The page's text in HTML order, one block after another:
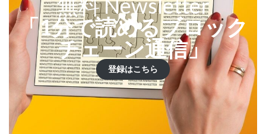
「1分で読めるブロック
チェーン通信」
登録はこちら